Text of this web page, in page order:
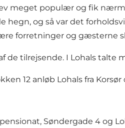
meget populær og fik
hegn, og så var det
forretninger og gæsterne
tilrejsende. I Lohals talte
12 anløb Lohals fra
Søndergade 4 og